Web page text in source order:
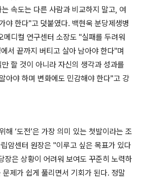
속도는 다른 사람과 비교하지 말고, 여
야 한다"고 덧붙였다. 백현욱 분당제생병
메디컬 연구센터 소장도 "실패를 두려워
서 끝까지 버티고 살아 남아야 한다"며
할 것이 아니라 자신의 생각과 성과를
아야 하며 변화에도 민감해야 한다"고 강
해 ‘도전’은 가장 의미 있는 첫발이라는 조
암센터 원장은 "이루고 싶은 목표가 있다
장은 상황이 어려워 보여도 꾸준히 노력하
문제가 쉽게 풀리면서 기회가 된다. 정말